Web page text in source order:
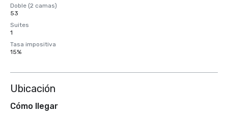
Doble (2 camas)
53
Suites
1
Tasa impositiva
15%
Ubicación
Cómo llegar